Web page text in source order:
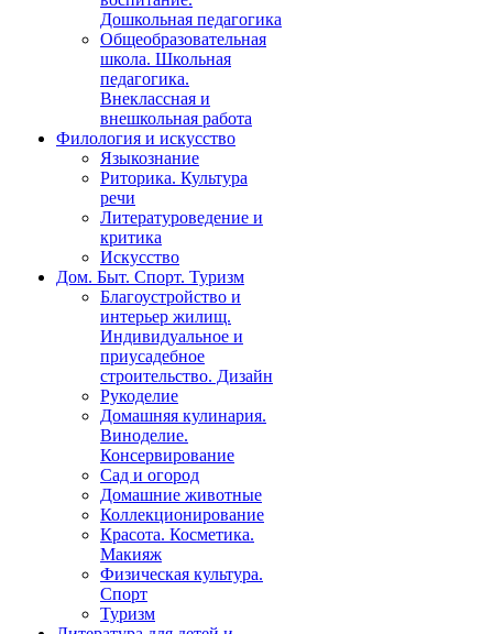
Дошкольная педагогика
Общеобразовательная
школа. Школьная
педагогика.
Внеклассная и
внешкольная работа
Филология и искусство
Языкознание
Риторика. Культура
речи
Литературоведение и
критика
Искусство
Дом. Быт. Спорт. Туризм
Благоустройство и
интерьер жилищ.
Индивидуальное и
приусадебное
строительство. Дизайн
Рукоделие
Домашняя кулинария.
Виноделие.
Консервирование
Сад и огород
Домашние животные
Коллекционирование
Красота. Косметика.
Макияж
Физическая культура.
Спорт
Туризм